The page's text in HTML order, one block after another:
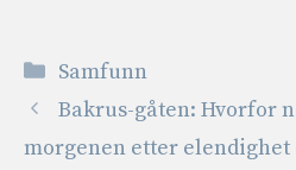
Kategorier
Samfunn
Bakrus-gåten: Hvorfor
morgenen etter elendighet